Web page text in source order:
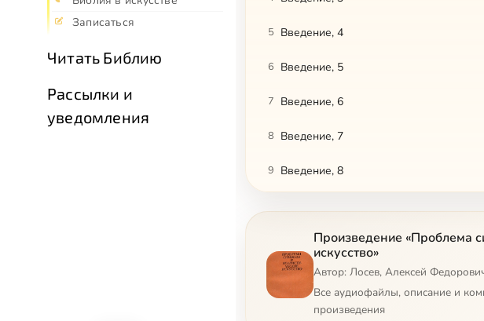
Записаться
Читать Библию
Рассылки и
уведомления
5 Введение, 4
6 Введение, 5
7 Введение, 6
8 Введение, 7
9 Введение, 8
ГЛАВА I. Общая структурно-
ГЛАВА I. Общая структурно-
ГЛАВА I. Общая структурно-
Произведение «Проблема
искусство»
Автор: Лосев, Алексей
Все аудиофайлы, описание и
произведения